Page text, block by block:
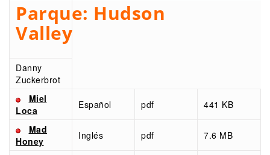
Parque: Hudson
Valley
Danny
Zuckerbrot
Miel
Loca
Español pdf 441 KB
Mad
Honey
Inglés pdf 7.6 MB